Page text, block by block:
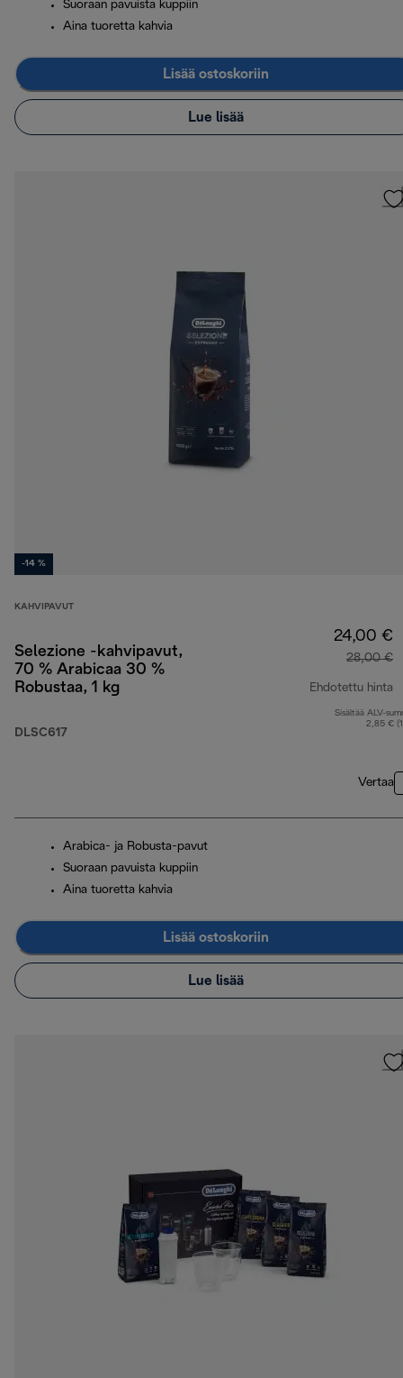
Suoraan pavuista kuppiin
Aina tuoretta kahvia
Lisää ostoskoriin
Lue lisää
-14 %
KAHVIPAVUT
Selezione -kahvipavut,
70 % Arabicaa 30 %
Robustaa, 1 kg
DLSC617
24,00 €
28,00 €
Ehdotettu hinta
Sisältää ALV-
2,85 €
Vertaa
Arabica- ja Robusta-pavut
Suoraan pavuista kuppiin
Aina tuoretta kahvia
Lisää ostoskoriin
Lue lisää